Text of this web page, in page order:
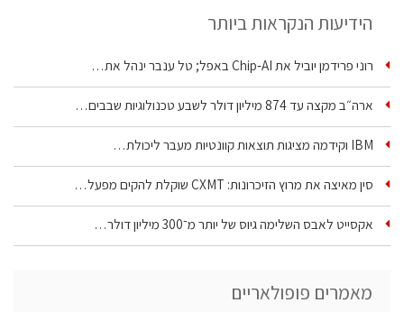
הידיעות הנקראות ביותר
רוני פרידמן יוביל את Chip‑AI באפל; טל ענבר ינהל את…
ארה״ב מקצה עד 874 מיליון דולר לשבע טכנולוגיות שבבים…
IBM וקידמה מציגות תוצאות קוונטיות מעבר ליכולת…
סין מאיצה את מרוץ הזיכרונות: CXMT שוקלת להקים מפעל…
אקסייט לאבס השלימה גיוס של יותר מ־300 מיליון דולר…
מאמרים פופולאריים